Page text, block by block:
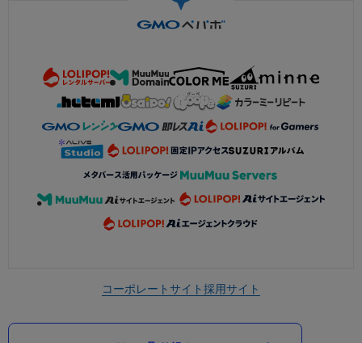
コーポレートサイト採用サイト